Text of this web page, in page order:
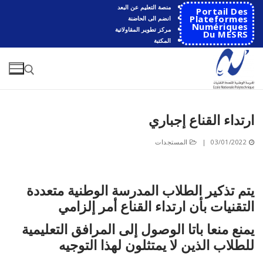
التجاوز
إلى
المحتوى
Portail Des
Plateformes
Numériques
Du MESRS
منصة التعليم عن البعد
انضم الى الحاضنة
مركز تطوير المقاولاتية
المكتبة
البحث
الرئيسية
المدرسة
مقدمة عن المدرسة
تاريخ المدرسة
الأقســام
الهندسة الاتوماتكية
التعاون
ارتداء القناع إجباري
03/01/2022
| المستجدات
يتم تذكير الطلاب المدرسة الوطنية متعددة
التقنيات بأن ارتداء القناع أمر إلزامي
يمنع منعا باتا الوصول إلى المرافق التعليمية
للطلاب الذين لا يمتثلون لهذا التوجيه